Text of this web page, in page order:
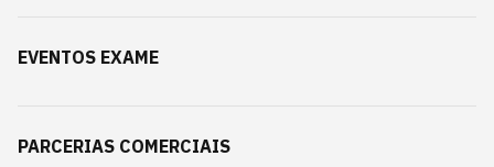
EVENTOS EXAME
PARCERIAS COMERCIAIS